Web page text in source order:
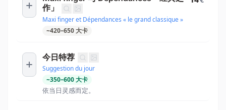
作」
Maxi finger et Dépendances « le grand classique »
~420–650大卡
今日特荐
Suggestion du jour
~350–600大卡
依当日灵感而定。